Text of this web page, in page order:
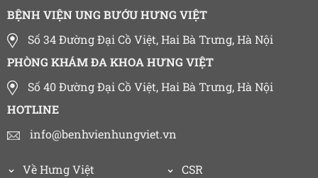
BỆNH VIỆN UNG BƯỚU HƯNG VIỆT
Số 34 Đường Đại Cồ Việt, Hai Bà Trưng, Hà Nội
PHÒNG KHÁM ĐA KHOA HƯNG VIỆT
Số 40 Đường Đại Cồ Việt, Hai Bà Trưng, Hà Nội
HOTLINE
info@benhvienhungviet.vn
Về Hưng Việt CSR